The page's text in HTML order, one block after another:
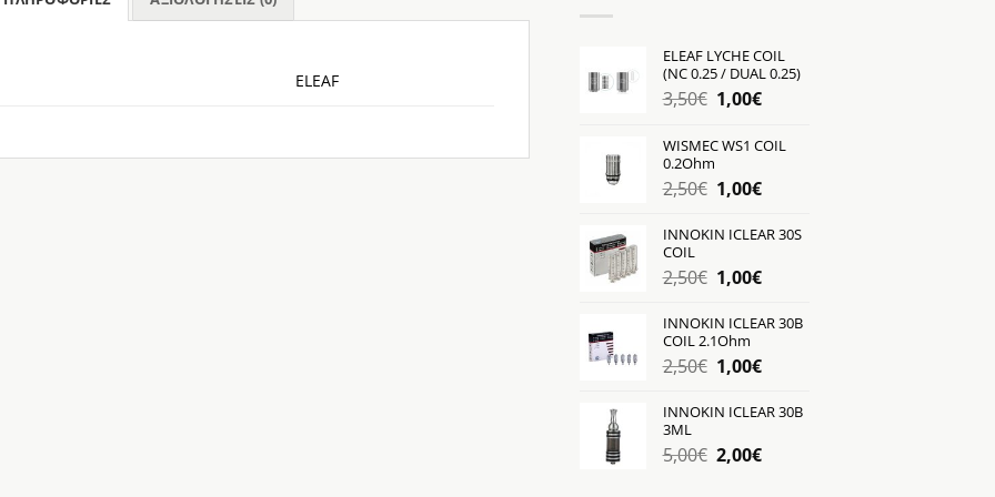
ELEAF
ELEAF LYCHE COIL
(NC 0.25 / DUAL 0.25)
3,50€ Original
was:
1,00€Η
τιμή
1,00€.
WISMEC WS1 COIL
0.2Ohm
2,50€ Original
was:
1,00€Η
τιμή
1,00€.
INNOKIN ICLEAR 30S
COIL
2,50€ Original
was:
2,50€.
1,00€Η
τιμή
1,00€.
INNOKIN ICLEAR 30B
COIL 2.1Ohm
2,50€ Original
was:
1,00€Η
τιμή
1,00€.
INNOKIN ICLEAR 30B
3ML
5,00€ Original
2,00€Η